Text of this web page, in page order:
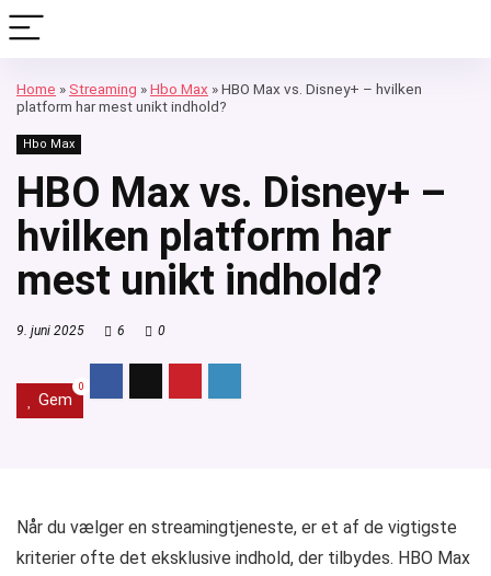
Home » Streaming »Hbo Max »HBO Max vs. Disney+ – hvilken
platform har mest unikt indhold?
Hbo Max
HBO Max vs. Disney+ –
hvilken platform har
mest unikt indhold?
9. juni 2025 6 0
Gem
0
Når du vælger en streamingtjeneste, er et af de vigtigste
kriterier ofte det eksklusive indhold, der tilbydes. HBO Max